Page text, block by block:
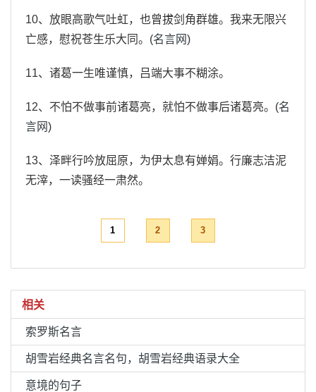
10、放眼高歌气吐虹，也曾拔剑角群雄。我来无限兴
亡感，慰祝苍生乐大同。(名言网)
11、诸葛一生唯谨慎，吕端大事不糊涂。
12、不怕不做事前诸葛亮，就怕不做事后诸葛亮。(名
言网)
13、泽畔行吟放屈原，为伊太息有婵娟。行廉志洁泥
无滓，一读骚经一肃然。
1 2 3
相关
索罗斯名言
胡雪岩经典名言名句，胡雪岩经典语录大全
意境的句子